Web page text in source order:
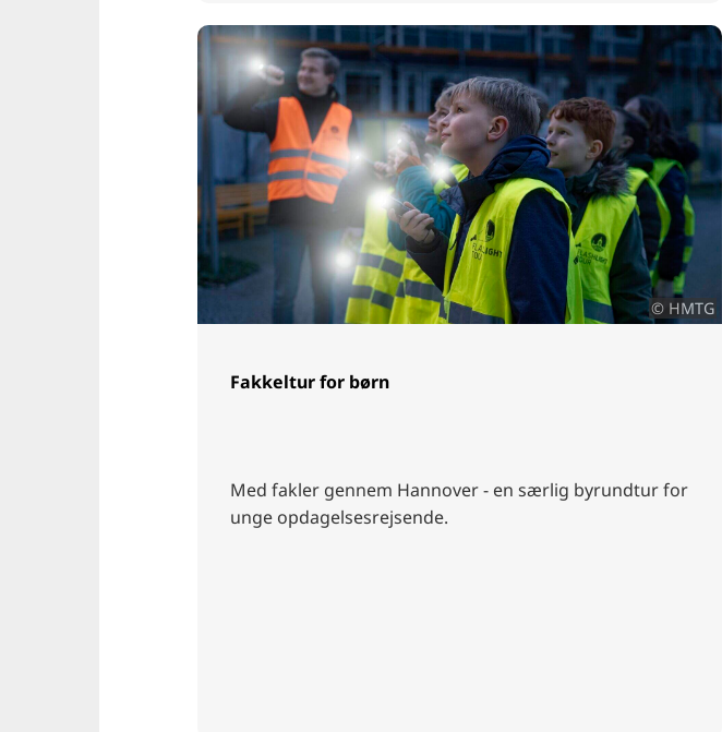
© HMTG
Fakkeltur for børn
Med fakler gennem Hannover - en særlig byrundtur for
unge opdagelsesrejsende.